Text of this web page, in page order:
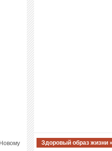
Здоровый образ жизни »